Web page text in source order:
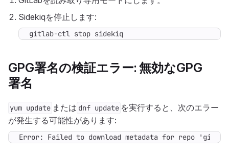
Sidekiqを停止します:
gitlab-ctl stop sidekiq
GPG署名の検証エラー: 無効なGPG
署名
yum update または dnf update を実行すると、次のエラー
が発生する可能性があります:
Error: Failed to download metadata for repo